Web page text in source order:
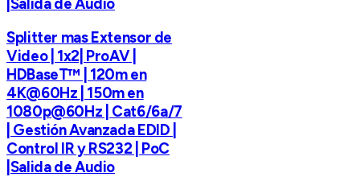
|Salida de Audio
Splitter mas Extensor de
Video | 1x2| ProAV |
HDBaseT™ | 120m en
4K@60Hz | 150m en
1080p@60Hz | Cat6/6a/7
| Gestión Avanzada EDID |
Control IR y RS232 | PoC
|Salida de Audio